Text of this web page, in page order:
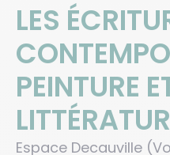
LES
PEINTURE
Espace Decauville